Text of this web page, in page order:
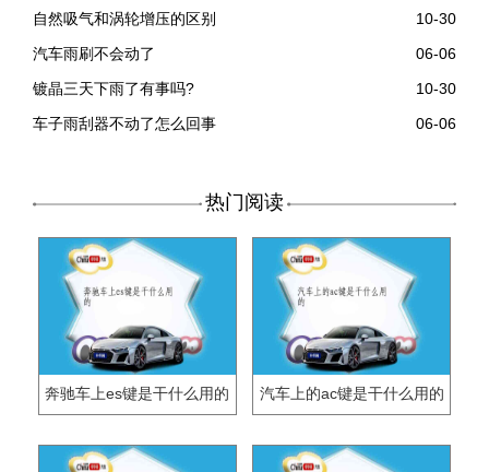
自然吸气和涡轮增压的区别
10-30
汽车雨刷不会动了
06-06
镀晶三天下雨了有事吗?
10-30
车子雨刮器不动了怎么回事
06-06
热门阅读
奔驰车上es键是干什么用的 汽车上的ac键是干什么用的